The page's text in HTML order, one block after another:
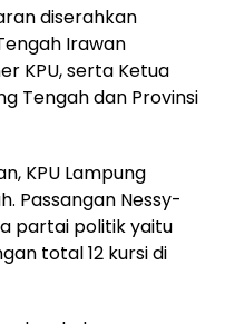
diserahkan
Irawan
KPU, serta Ketua
Tengah dan Provinsi
KPU Lampung
Passangan Nessy-
partai politik yaitu
total 12 kursi di